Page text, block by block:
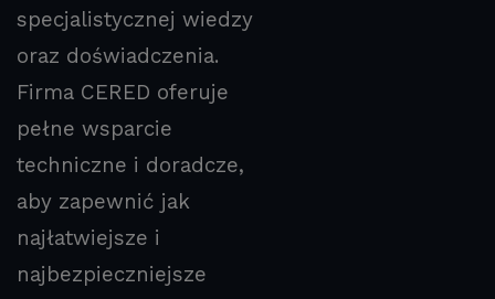
specjalistycznej wiedzy
oraz doświadczenia.
Firma CERED oferuje
pełne wsparcie
techniczne i doradcze,
aby zapewnić jak
najłatwiejsze i
najbezpieczniejsze